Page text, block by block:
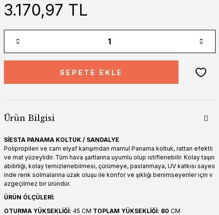
3.170,97 TL
SEPETE EKLE
Ürün Bilgisi
SİESTA PANAMA KOLTUK / SANDALYE
Polipropilen ve cam elyaf karışımdan mamul Panama koltuk, rattan efektli
ve mat yüzeylidir. Tüm hava şartlarına uyumlu olup istiflenebilir. Kolay taşın
abilirliği, kolay temizlenebilmesi, çürümeye, paslanmaya, UV katkısı sayes
inde renk solmalarına uzak oluşu ile konfor ve şıklığı benimseyenler için v
azgeçilmez bir üründür.
ÜRÜN ÖLÇÜLERİ:
OTURMA YÜKSEKLİĞİ: 45 CM TOPLAM YÜKSEKLİĞİ: 80 CM